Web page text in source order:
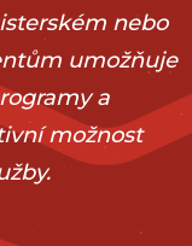
nebo
umožňuje
a
možnost